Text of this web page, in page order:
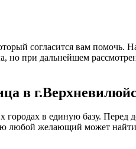
согласится вам помочь.
но при дальнейшем
в
в единую базу. Перед
любой желающий может